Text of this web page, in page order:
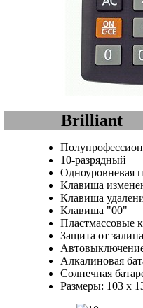
Brilliant
10-разрядный
Одноуровневая
Клавиша
Клавиша
Клавиша "00"
Пластмассовые
Защита от
Алкалиновая
Солнечная
Размеры: 103 x